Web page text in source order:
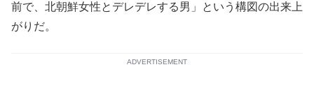
前で、北朝鮮女性とデレデレする男」という構図の出来上
がりだ。
ADVERTISEMENT